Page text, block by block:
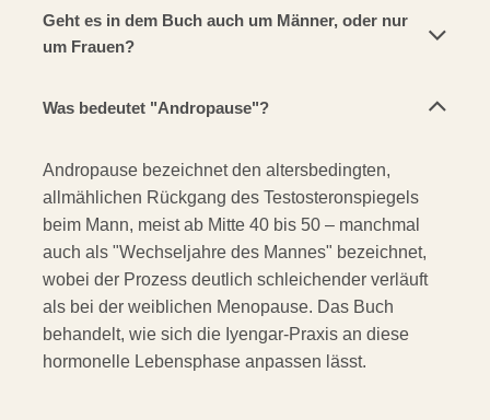
Geht es in dem Buch auch um Männer, oder nur
um Frauen?
Andropause bezeichnet den altersbedingten,
allmählichen Rückgang des Testosteronspiegels
beim Mann, meist ab Mitte 40 bis 50 – manchmal
auch als "Wechseljahre des Mannes" bezeichnet,
wobei der Prozess deutlich schleichender verläuft
als bei der weiblichen Menopause. Das Buch
behandelt, wie sich die Iyengar-Praxis an diese
hormonelle Lebensphase anpassen lässt.